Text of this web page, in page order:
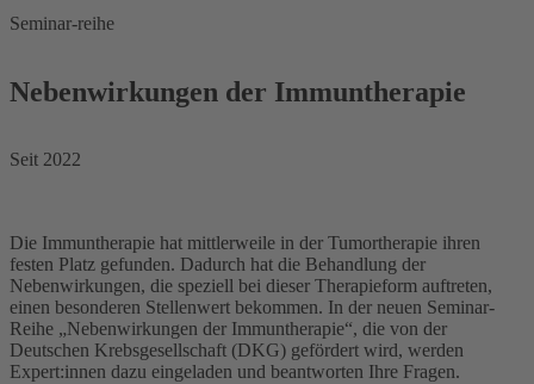
Seminar-reihe
Nebenwirkungen der Immuntherapie
Seit 2022
Die Immuntherapie hat mittlerweile in der Tumortherapie ihren
festen Platz gefunden. Dadurch hat die Behandlung der
Nebenwirkungen, die speziell bei dieser Therapieform auftreten,
einen besonderen Stellenwert bekommen. In der neuen Seminar-
Reihe „Nebenwirkungen der Immuntherapie“, die von der
Deutschen Krebsgesellschaft (DKG) gefördert wird, werden
Expert:innen dazu eingeladen und beantworten Ihre Fragen.